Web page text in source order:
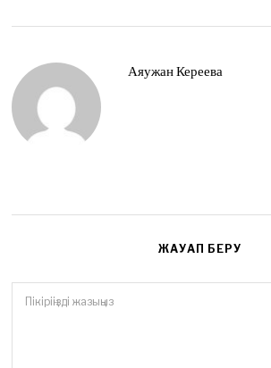
Аяужан Кереева
ЖАУАП БЕРУ